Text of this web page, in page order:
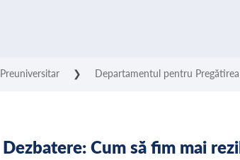
Preuniversitar ❯ Departamentul pentru
Dezbatere: Cum să fim mai